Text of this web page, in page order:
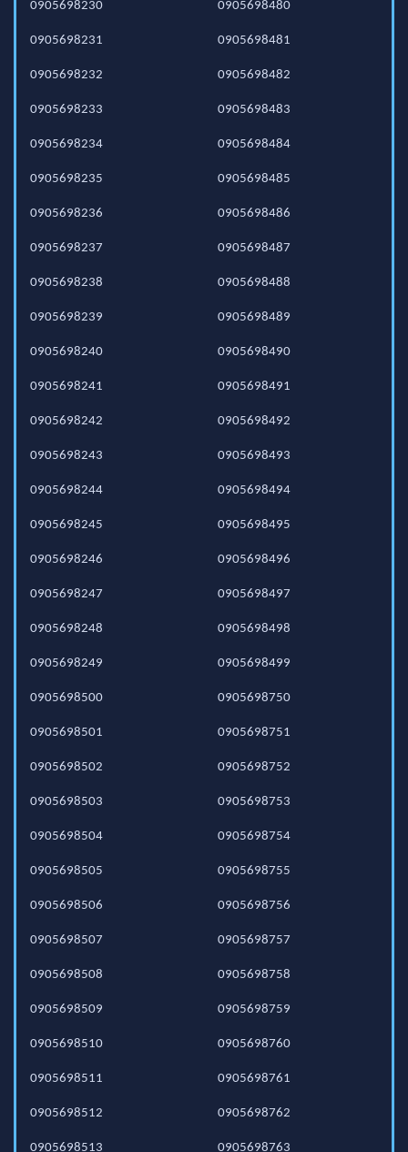
0905698230
0905698231
0905698232
0905698233
0905698234
0905698235
0905698236
0905698237
0905698238
0905698239
0905698240
0905698241
0905698242
0905698243
0905698244
0905698245
0905698246
0905698247
0905698248
0905698249
0905698480
0905698481
0905698482
0905698483
0905698484
0905698485
0905698486
0905698487
0905698488
0905698489
0905698490
0905698491
0905698492
0905698493
0905698494
0905698495
0905698496
0905698497
0905698498
0905698499
0905698500
0905698501
0905698502
0905698503
0905698504
0905698505
0905698506
0905698507
0905698508
0905698509
0905698510
0905698511
0905698512
0905698513
0905698750
0905698751
0905698752
0905698753
0905698754
0905698755
0905698756
0905698757
0905698758
0905698759
0905698760
0905698761
0905698762
0905698763